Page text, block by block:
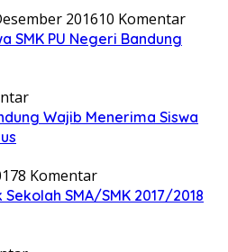
201610 Komentar
SMK PU Negeri Bandung
Wajib Menerima Siswa
8 Komentar
SMA/SMK 2017/2018